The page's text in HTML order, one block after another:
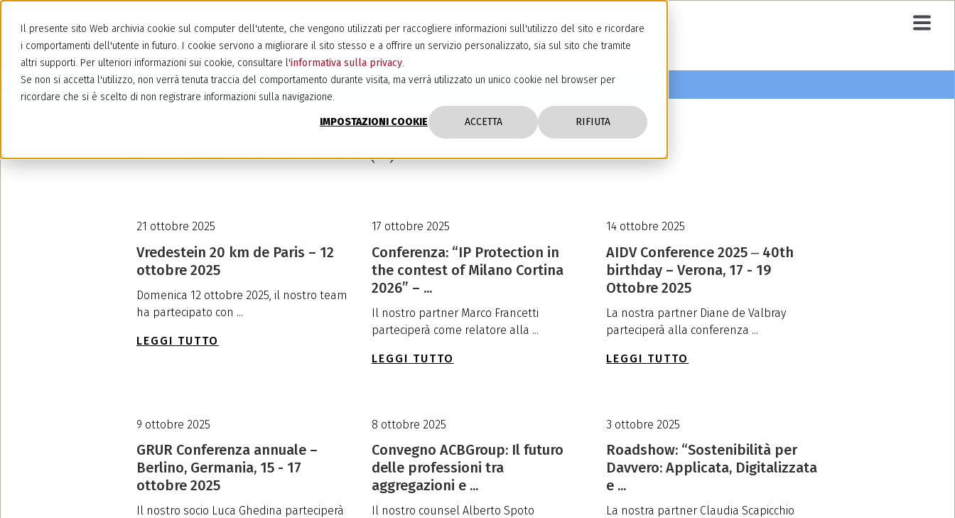
Il presente sito Web archivia cookie sul computer dell'utente, che vengono utilizzati per raccogliere informazioni sull'utilizzo del sito e ricordare
i comportamenti dell'utente in futuro. I cookie servono a migliorare il sito stesso e a offrire un servizio personalizzato, sia sul sito che tramite
altri supporti. Per ulteriori informazioni sui cookie, consultare l'informativa sulla privacy.
Se non si accetta l'utilizzo, non verrà tenuta traccia del comportamento durante visita, ma verrà utilizzato un unico cookie nel browser per
ricordare che si è scelto di non registrare informazioni sulla navigazione.
IMPOSTAZIONI COOKIE ACCETTA RIFIUTA
Webinar ed Eventi (5)
21 ottobre 2025
Vredestein 20 km de Paris – 12
ottobre 2025
Domenica 12 ottobre 2025, il nostro team
ha partecipato con ...
LEGGI TUTTO
17 ottobre 2025
Conferenza: “IP Protection in
the contest of Milano Cortina
2026” – ...
Il nostro partner Marco Francetti
parteciperà come relatore alla ...
LEGGI TUTTO
14 ottobre 2025
AIDV Conference 2025 ‒ 40th
birthday – Verona, 17 - 19
Ottobre 2025
La nostra partner Diane de Valbray
parteciperà alla conferenza ...
LEGGI TUTTO
9 ottobre 2025
GRUR Conferenza annuale –
Berlino, Germania, 15 - 17
ottobre 2025
Il nostro socio Luca Ghedina parteciperà
8 ottobre 2025
Convegno ACBGroup: Il futuro
delle professioni tra
aggregazioni e ...
Il nostro counsel Alberto Spoto
3 ottobre 2025
Roadshow: “Sostenibilità per
Davvero: Applicata, Digitalizzata
e ...
La nostra partner Claudia Scapicchio